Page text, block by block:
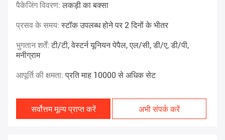
पैकेजिंग विवरण:लकड़ी का बक्सा
प्रसव के समय:स्टॉक उपलब्ध होने पर 2 दिनों के भीतर
भुगतान शर्तें:टी/टी, वेस्टर्न यूनियन पेपैल, एल/सी, डी/ए, डी/पी,
मनीग्राम
आपूर्ति की क्षमता:प्रति माह 10000 से अधिक सेट
सर्वोत्तम मूल्य प्राप्त करें अभी संपर्क करें